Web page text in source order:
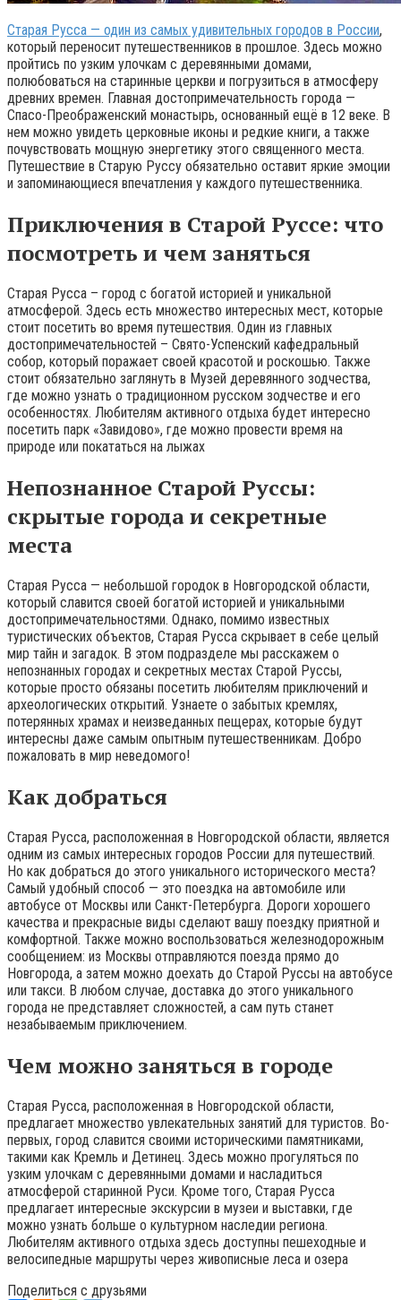
Старая Русса — один из самых удивительных городов в России,
который переносит путешественников в прошлое. Здесь можно
пройтись по узким улочкам с деревянными домами,
полюбоваться на старинные церкви и погрузиться в атмосферу
древних времен. Главная достопримечательность города —
Спасо-Преображенский монастырь, основанный ещё в 12 веке. В
нем можно увидеть церковные иконы и редкие книги, а также
почувствовать мощную энергетику этого священного места.
Путешествие в Старую Руссу обязательно оставит яркие эмоции
и запоминающиеся впечатления у каждого путешественника.
Приключения в Старой Руссе: что
посмотреть и чем заняться
Старая Русса – город с богатой историей и уникальной
атмосферой. Здесь есть множество интересных мест, которые
стоит посетить во время путешествия. Один из главных
достопримечательностей – Свято-Успенский кафедральный
собор, который поражает своей красотой и роскошью. Также
стоит обязательно заглянуть в Музей деревянного зодчества,
где можно узнать о традиционном русском зодчестве и его
особенностях. Любителям активного отдыха будет интересно
посетить парк «Завидово», где можно провести время на
природе или покататься на лыжах
Непознанное Старой Руссы:
скрытые города и секретные
места
Старая Русса — небольшой городок в Новгородской области,
который славится своей богатой историей и уникальными
достопримечательностями. Однако, помимо известных
туристических объектов, Старая Русса скрывает в себе целый
мир тайн и загадок. В этом подразделе мы расскажем о
непознанных городах и секретных местах Старой Руссы,
которые просто обязаны посетить любителям приключений и
археологических открытий. Узнаете о забытых кремлях,
потерянных храмах и неизведанных пещерах, которые будут
интересны даже самым опытным путешественникам. Добро
пожаловать в мир неведомого!
Как добраться
Старая Русса, расположенная в Новгородской области, является
одним из самых интересных городов России для путешествий.
Но как добраться до этого уникального исторического места?
Самый удобный способ — это поездка на автомобиле или
автобусе от Москвы или Санкт-Петербурга. Дороги хорошего
качества и прекрасные виды сделают вашу поездку приятной и
комфортной. Также можно воспользоваться железнодорожным
сообщением: из Москвы отправляются поезда прямо до
Новгорода, а затем можно доехать до Старой Руссы на автобусе
или такси. В любом случае, доставка до этого уникального
города не представляет сложностей, а сам путь станет
незабываемым приключением.
Чем можно заняться в городе
Старая Русса, расположенная в Новгородской области,
предлагает множество увлекательных занятий для туристов. Во-
первых, город славится своими историческими памятниками,
такими как Кремль и Детинец. Здесь можно прогуляться по
узким улочкам с деревянными домами и насладиться
атмосферой старинной Руси. Кроме того, Старая Русса
предлагает интересные экскурсии в музеи и выставки, где
можно узнать больше о культурном наследии региона.
Любителям активного отдыха здесь доступны пешеходные и
велосипедные маршруты через живописные леса и озера
Поделиться с друзьями